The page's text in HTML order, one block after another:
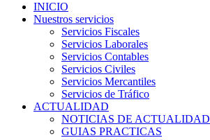
INICIO
Nuestros servicios
Servicios Fiscales
Servicios Laborales
Servicios Contables
Servicios Civiles
Servicios Mercantiles
Servicios de Tráfico
ACTUALIDAD
NOTICIAS DE ACTUALIDAD
GUIAS PRACTICAS